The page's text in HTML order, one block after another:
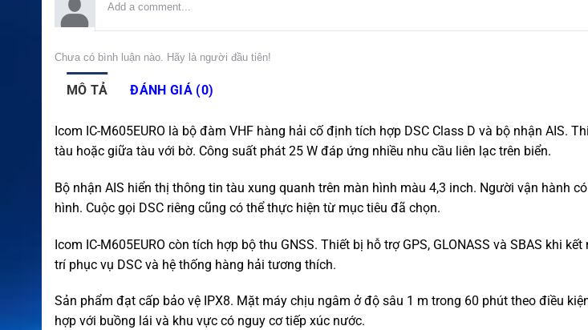
Chưa có bình luận nào. Hãy là người đầu tiên!
MÔ TẢ ĐÁNH GIÁ (0)
Icom IC-M605EURO là bộ đàm VHF hàng hải cố định tích hợp DSC Class D và bộ nhận AIS.
tàu hoặc giữa tàu với bờ. Công suất phát 25 W đáp ứng nhiều nhu cầu liên lạc trên biển.
Bộ nhận AIS hiển thị thông tin tàu xung quanh trên màn hình màu 4,3 inch. Người vận hành
hình. Cuộc gọi DSC riêng cũng có thể thực hiện từ mục tiêu đã chọn.
Icom IC-M605EURO còn tích hợp bộ thu GNSS. Thiết bị hỗ trợ GPS, GLONASS và SBAS khi
trí phục vụ DSC và hệ thống hàng hải tương thích.
Sản phẩm đạt cấp bảo vệ IPX8. Mặt máy chịu ngâm ở độ sâu 1 m trong 60 phút theo điều
hợp với buồng lái và khu vực có nguy cơ tiếp xúc nước.